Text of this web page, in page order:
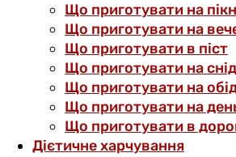
Що приготувати на
Що приготувати на
Що приготувати в піст
Що приготувати на
Що приготувати на
Що приготувати на
Що приготувати в
Дієтичне харчування